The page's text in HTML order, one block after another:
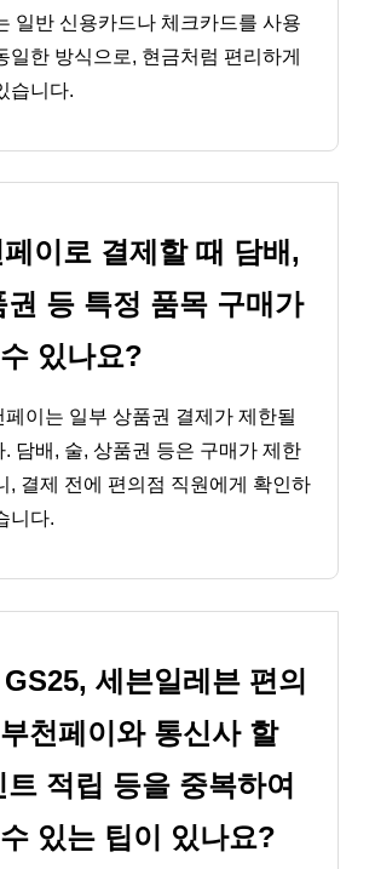
일반 신용카드나 체크카드를 사용
일한 방식으로, 현금처럼 편리하게
습니다.
이로 결제할 때 담배,
권 등 특정 품목 구매가
있나요?
페이는 일부 상품권 결제가 제한될
. 담배, 술, 상품권 등은 구매가 제한
, 결제 전에 편의점 직원에게 확인하
니다.
세븐일레븐 편의
천페이와 통신사 할
트 적립 등을 중복하여
있는 팁이 있나요?